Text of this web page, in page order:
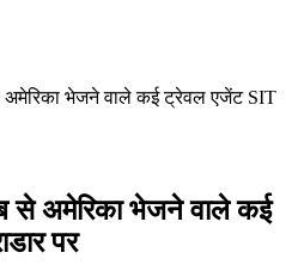
भेजने वाले कई ट्रेवल एजेंट SIT
से अमेरिका भेजने वाले कई
पर